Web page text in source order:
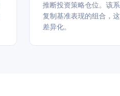
推断投资策略仓位。该
复制基准表现的组合，
差异化。